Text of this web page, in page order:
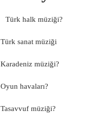
Türk halk müziği?
Türk sanat müziği
Karadeniz müziği?
Oyun havaları?
Tasavvuf müziği?